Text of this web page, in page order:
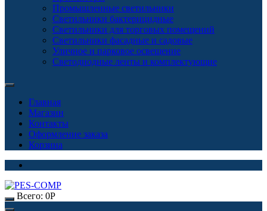
Промышленные светильники
Светильники бактерицидные
Светильники для торговых помещений
Светильники фасадные и садовые
Уличное и парковое освещение
Светодиодные ленты и комплектующие
Главная
Магазин
Контакты
Оформление заказа
Корзина
Всего: 0Р